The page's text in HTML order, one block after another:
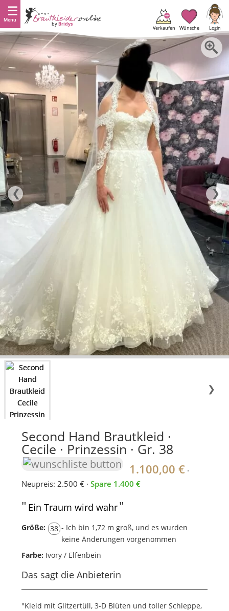
Menu
byBridys
Login
Wünsche
Verkaufen
❮ ❯
❯
Second Hand Brautkleid ·
Cecile · Prinzessin · Gr. 38
1.100,00 € ·
Neupreis: 2.500 € ·Spare 1.400 €
" Ein Traum wird wahr"
Größe: 38 - Ich bin 1,72 m groß, und es wurden
keine Änderungen vorgenommen
Farbe: Ivory / Elfenbein
Das sagt die Anbieterin
"Kleid mit Glitzertüll, 3-D Blüten und toller Schleppe,